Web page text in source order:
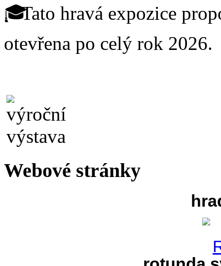
Tato hravá expozice
otevřena po celý rok 2026.
Webové stránky